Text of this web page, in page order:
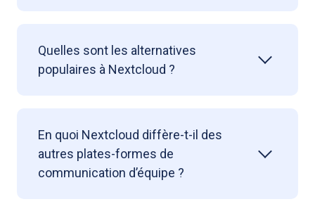
Quelles sont les alternatives
populaires à Nextcloud ?
En quoi Nextcloud diffère-t-il des
autres plates-formes de
communication d’équipe ?